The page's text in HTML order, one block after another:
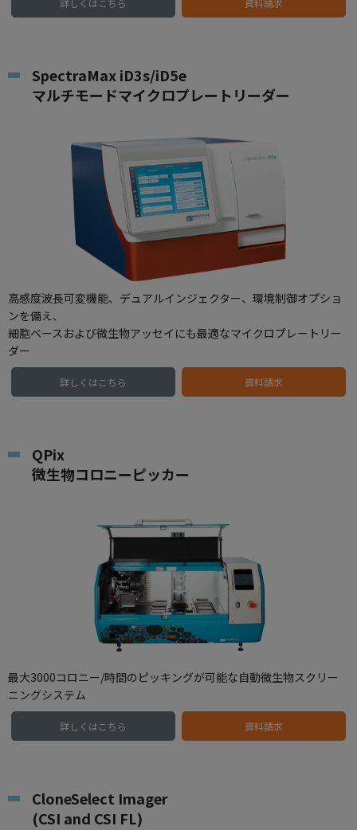
詳しくはこちら 資料請求
SpectraMax iD3s/iD5e
マルチモードマイクロプレートリーダー
高感度波長可変機能、デュアルインジェクター、環境制御オプショ
ンを備え、
細胞ベースおよび微生物アッセイにも最適なマイクロプレートリー
ダー
詳しくはこちら 資料請求
QPix
微生物コロニーピッカー
最大3000コロニー/時間のピッキングが可能な自動微生物スクリー
ニングシステム
詳しくはこちら 資料請求
CloneSelect Imager
(CSI and CSI FL)